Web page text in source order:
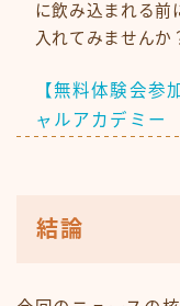
に飲み込まれる前
入れてみませんか
【無料体験会参
ャルアカデミー
結論